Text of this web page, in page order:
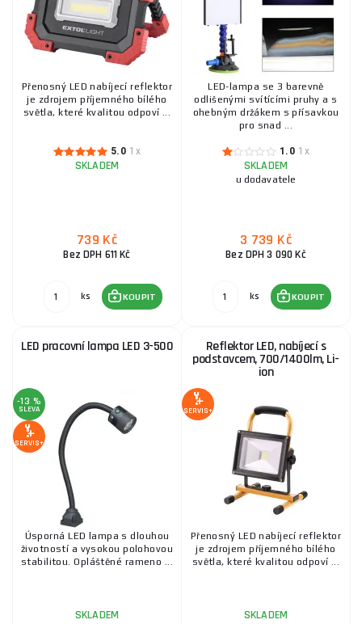
Přenosný LED nabíjecí reflektor
je zdrojem příjemného bílého
světla, které kvalitou odpoví ...
5.0 1x
SKLADEM
739 Kč
Bez DPH 611 Kč
ks KOUPIT
LED-lampa se 3 barevně
odlišenými svítícími pruhy a s
ohebným držákem s přísavkou
pro snad ...
1.0 1x
SKLADEM
u dodavatele
3 739 Kč
Bez DPH 3 090 Kč
ks KOUPIT
LED pracovní lampa LED 3-500
-13 %
SLEVA
SERVIS+
Úsporná LED lampa s dlouhou
životností a vysokou polohovou
stabilitou. Opláštěné rameno ...
SKLADEM
Reflektor LED, nabíjecí s
podstavcem, 700/1400lm, Li-
ion
SERVIS+
Přenosný LED nabíjecí reflektor
je zdrojem příjemného bílého
světla, které kvalitou odpoví ...
SKLADEM